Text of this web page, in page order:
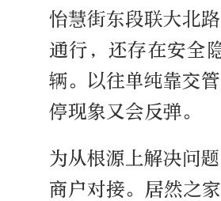
怡慧街东段联大北
通行，还存在安全
辆。以往单纯靠交
停现象又会反弹。
为从根源上解决问
商户对接。居然之